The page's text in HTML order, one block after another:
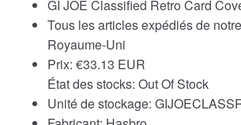
GI JOE Classified Retro Card
Tous les articles expédiés de
Royaume-Uni
Prix: €33.13 EUR
État des stocks: Out Of Stock
Unité de stockage: